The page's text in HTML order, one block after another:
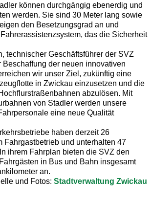
können durchgängig ebenerdig und
werden. Sie sind 30 Meter lang sowie
den Besetzungsgrad an und
das die Sicherheit
technischer Geschäftsführer der SVZ
Beschaffung der neuen innovativen
wir unser Ziel, zukünftig eine
in Zwickau einzusetzen und die
abzulösen. Mit
von Stadler werden unsere
eine neue Qualität
haben derzeit 26
Fahrgastbetrieb und unterhalten 47
ihrem Fahrplan bieten die SVZ den
in Bus und Bahn insgesamt
an.
und Fotos: Stadtverwaltung Zwickau